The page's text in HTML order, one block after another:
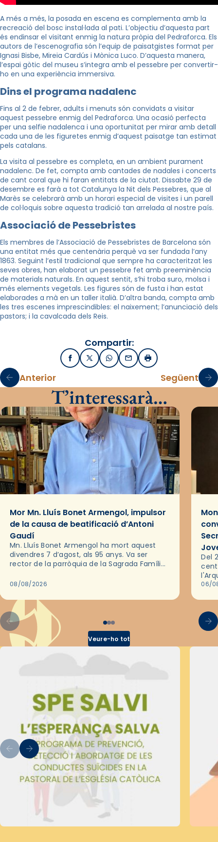
A més a més, la posada en escena es complementa amb la
recreació del bosc instal·lada al pati. L’objectiu d’aquesta part
és endinsar el visitant enmig la natura pròpia del Pedraforca. Els
autors de l’escenografia són l’equip de paisatgistes format per
Ignasi Bisbe, Mireia Cardús i Mònica Luco. D’aquesta manera,
l’espai gòtic del museu s’integra amb el pessebre per convertir-
ho en una experiència immersiva.
Dins el programa nadalenc
Fins al 2 de febrer, adults i menuts són convidats a visitar
aquest pessebre enmig del Pedraforca. Una ocasió perfecta
per una selfie nadalenca i una oportunitat per mirar amb detall
cada una de les figuretes enmig d’aquest paisatge tan estimat
pels catalans.
La visita al pessebre es completa, en un ambient purament
nadalenc. De fet, compta amb cantades de nadales i concerts
de cant coral que hi faran entitats de la ciutat. Dissabte 29 de
desembre es farà a tot Catalunya la Nit dels Pessebres, que al
Marès se celebrarà amb un horari especial de visites i un parell
de col·loquis sobre aquesta tradició tan arrelada al nostre país.
Associació de Pessebristes
Els membres de l’Associació de Pessebristes de Barcelona són
una entitat més que centenària perquè va ser fundada l’any
1863. Seguint l’estil tradicional que sempre ha caracteritzat les
seves obres, han elaborat un pessebre fet amb preeminència
de materials naturals. En aquest sentit, s’hi troba suro, molsa i
més elements vegetals. Les figures són de fusta i han estat
elaborades a mà en un taller italià. D’altra banda, compta amb
les tres escenes imprescindibles: el naixement; l’anunciació dels
pastors; i la cavalcada dels Reis.
Compartir:
FacebookX / TwitterWhatsApp
EmailImprimir
Anterior Següent
T’interessarà…
Mor Mn. Lluís Bonet Armengol, impulsor
de la causa de beatificació d’Antoni
Gaudí
Mn. Lluís Bonet Armengol ha mort aquest
divendres 7 d’agost, als 95 anys. Va ser
rector de la parròquia de la Sagrada Família
2018,…
08/08/2026
Del
les
06/
Veure-ho tot